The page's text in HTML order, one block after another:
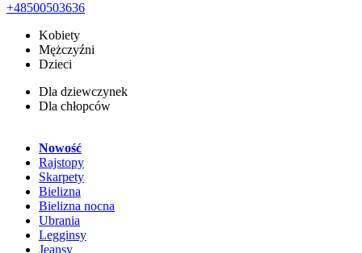
+48500503636
Kobiety
Mężczyźni
Dzieci
Dla dziewczynek
Dla chłopców
Nowość
Rajstopy
Skarpety
Bielizna
Bielizna nocna
Ubrania
Legginsy
Jeansy